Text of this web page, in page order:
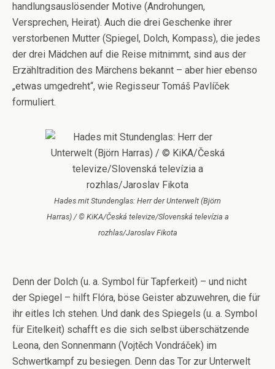
handlungsauslösender Motive (Androhungen,
Versprechen, Heirat). Auch die drei Geschenke ihrer
verstorbenen Mutter (Spiegel, Dolch, Kompass), die jedes
der drei Mädchen auf die Reise mitnimmt, sind aus der
Erzähltradition des Märchens bekannt – aber hier ebenso
„etwas umgedreht“, wie Regisseur Tomáš Pavlíček
formuliert.
Hades mit Stundenglas: Herr der Unterwelt (Björn
Harras) / © KiKA/Česká televize/Slovenská televízia a
rozhlas/Jaroslav Fikota
Denn der Dolch (u. a. Symbol für Tapferkeit) – und nicht
der Spiegel – hilft Flóra, böse Geister abzuwehren, die für
ihr eitles Ich stehen. Und dank des Spiegels (u. a. Symbol
für Eitelkeit) schafft es die sich selbst überschätzende
Leona, den Sonnenmann (Vojtěch Vondráček) im
Schwertkampf zu besiegen. Denn das Tor zur Unterwelt